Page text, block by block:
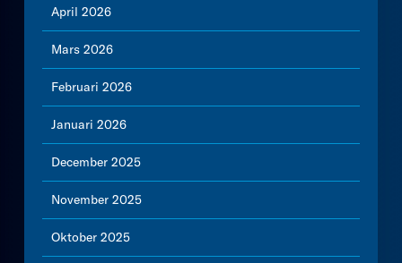
April 2026
Mars 2026
Februari 2026
Januari 2026
December 2025
November 2025
Oktober 2025